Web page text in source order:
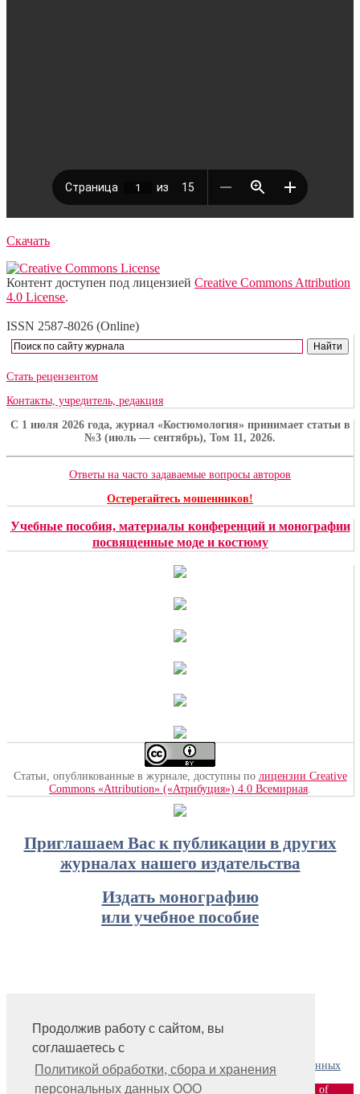
Продолжив работу с сайтом, вы
соглашаетесь с
Политикой обработки, сбора и хранения
персональных данных ООО
Скачать
Контент доступен под лицензией Creative Commons Attribution
4.0 License.
ISSN 2587-8026 (Online)
Стать рецензентом
Контакты, учредитель, редакция
C 1 июля 2026 года, журнал «Костюмология» принимает статьи в
№3 (июль — сентябрь), Том 11, 2026.
Ответы на часто задаваемые вопросы авторов
Остерегайтесь мошенников!
Учебные пособия, материалы конференций и монографии
посвященные моде и костюму
Статьи, опубликованные в журнале, доступны по лицензии Creative
Commons «Attribution» («Атрибуция») 4.0 Всемирная
Приглашаем Вас к публикации в других
журналах нашего издательства
Издать монографию
или учебное пособие
Контакты, учредитель, редакция
Политика обработки, сбора и хранения персональных данных
ООО «Издательство «Мир науки» \ «Publishing company «World of